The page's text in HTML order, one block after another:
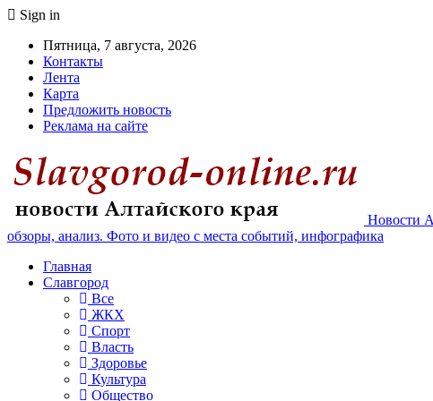
Sign in
Пятница, 7 августа, 2026
Контакты
Лента
Карта
Предложить новость
Реклама на сайте
Новости
обзоры, анализ. Фото и видео с места событий, инфографика
Главная
Славгород
Все
ЖКХ
Спорт
Власть
Здоровье
Культура
Общество